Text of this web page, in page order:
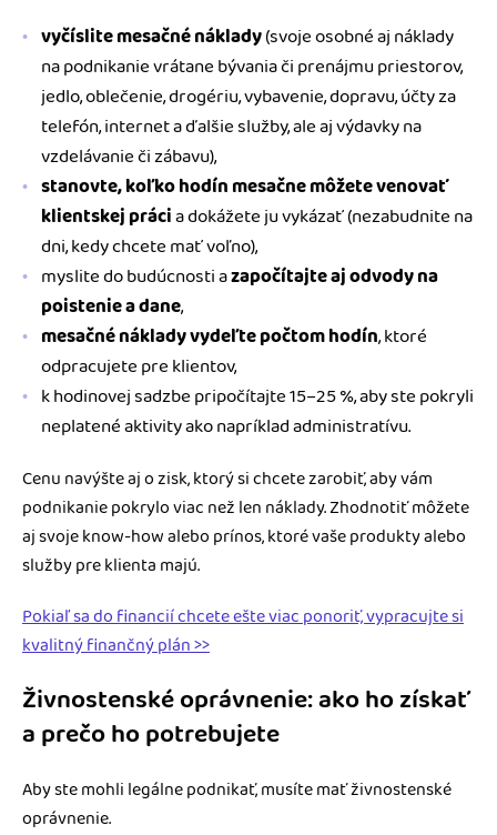
vyčíslite mesačné náklady(svoje osobné aj náklady
na podnikanie vrátane bývania či prenájmu priestorov,
jedlo, oblečenie, drogériu, vybavenie, dopravu, účty za
telefón, internet a ďalšie služby, ale aj výdavky na
vzdelávanie či zábavu),
stanovte, koľko hodín mesačne môžete venovať
klientskej prácia dokážete ju vykázať (nezabudnite na
dni, kedy chcete mať voľno),
myslite do budúcnosti azapočítajte aj odvody na
poistenie a dane,
mesačné náklady vydeľte počtom hodín, ktoré
odpracujete pre klientov,
k hodinovej sadzbe pripočítajte 15–25 %, aby ste pokryli
neplatené aktivity ako napríklad administratívu.
Cenu navýšte aj o zisk, ktorý si chcete zarobiť, aby vám
podnikanie pokrylo viac než len náklady. Zhodnotiť môžete
aj svoje know-how alebo prínos, ktoré vaše produkty alebo
služby pre klienta majú.
Pokiaľ sa do financií chcete ešte viac ponoriť, vypracujte si
kvalitný finančný plán >>
Živnostenské oprávnenie: ako ho získať
a prečo ho potrebujete
Aby ste mohli legálne podnikať, musíte mať živnostenské
oprávnenie.